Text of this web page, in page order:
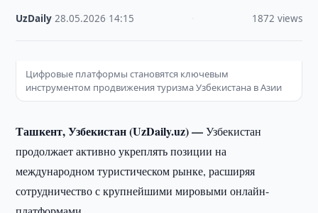
UzDaily ·28.05.2026 14:15 1872 views
Цифровые платформы становятся ключевым
инструментом продвижения туризма Узбекистана в Азии
Ташкент, Узбекистан (UzDaily.uz) —Узбекистан
продолжает активно укреплять позиции на
международном туристическом рынке, расширяя
сотрудничество с крупнейшими мировыми онлайн-